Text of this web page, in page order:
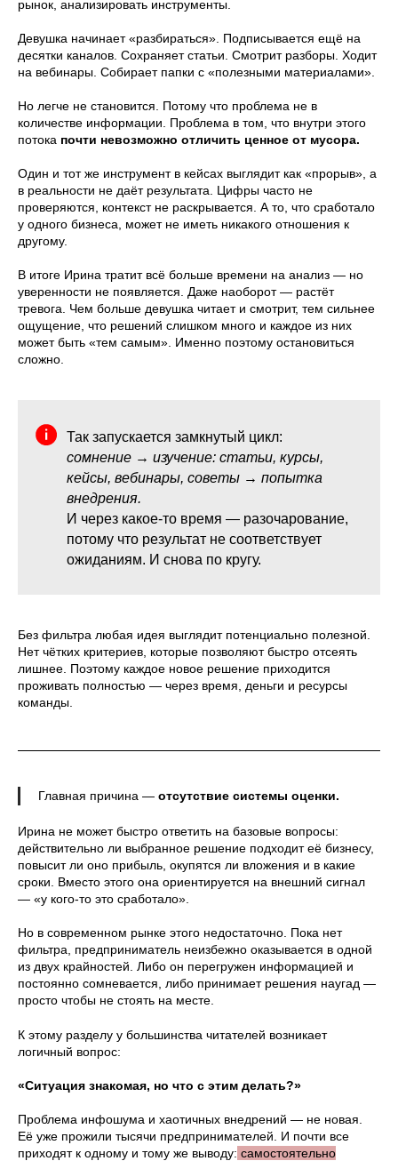
рынок, анализировать инструменты.
Девушка начинает «разбираться». Подписывается ещё на
десятки каналов. Сохраняет статьи. Смотрит разборы. Ходит
на вебинары. Собирает папки с «полезными материалами».
Но легче не становится. Потому что проблема не в
количестве информации. Проблема в том, что внутри этого
потока почти невозможно отличить ценное от мусора.
Один и тот же инструмент в кейсах выглядит как «прорыв», а
в реальности не даёт результата. Цифры часто не
проверяются, контекст не раскрывается. А то, что сработало
у одного бизнеса, может не иметь никакого отношения к
другому.
В итоге Ирина тратит всё больше времени на анализ — но
уверенности не появляется. Даже наоборот — растёт
тревога. Чем больше девушка читает и смотрит, тем сильнее
ощущение, что решений слишком много и каждое из них
может быть «тем самым». Именно поэтому остановиться
сложно.
Так запускается замкнутый цикл:
сомнение → изучение: статьи, курсы,
кейсы, вебинары, советы → попытка
внедрения.
И через какое-то время — разочарование,
потому что результат не соответствует
ожиданиям. И снова по кругу.
Без фильтра любая идея выглядит потенциально полезной.
Нет чётких критериев, которые позволяют быстро отсеять
лишнее. Поэтому каждое новое решение приходится
проживать полностью — через время, деньги и ресурсы
команды.
Главная причина — отсутствие системы оценки.
Ирина не может быстро ответить на базовые вопросы:
действительно ли выбранное решение подходит её бизнесу,
повысит ли оно прибыль, окупятся ли вложения и в какие
сроки. Вместо этого она ориентируется на внешний сигнал
— «у кого-то это сработало».
Но в современном рынке этого недостаточно. Пока нет
фильтра, предприниматель неизбежно оказывается в одной
из двух крайностей. Либо он перегружен информацией и
постоянно сомневается, либо принимает решения наугад —
просто чтобы не стоять на месте.
К этому разделу у большинства читателей возникает
логичный вопрос:
«Ситуация знакомая, но что с этим делать?»
Проблема инфошума и хаотичных внедрений — не новая.
Её уже прожили тысячи предпринимателей. И почти все
приходят к одному и тому же выводу: самостоятельно